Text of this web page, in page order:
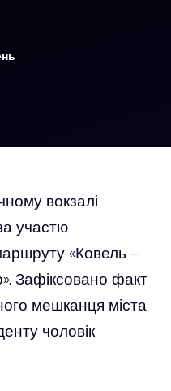
вокзалі
участю
«Ковель –
Зафіксовано факт
мешканця міста
чоловік